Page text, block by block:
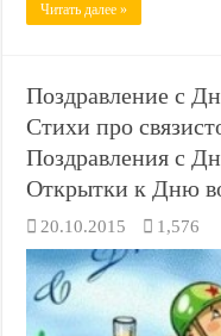
Читать далее »
Поздравление с
Стихи про
Поздравления с
Открытки к Дню
20.10.2015 1,576